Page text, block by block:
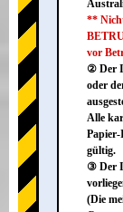
**
vor
② Der
oder
Alle
gültig.
③ Der
(Die